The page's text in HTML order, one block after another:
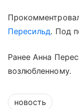
Пересильд. Под
Ранее Анна
возлюбленному.
новость